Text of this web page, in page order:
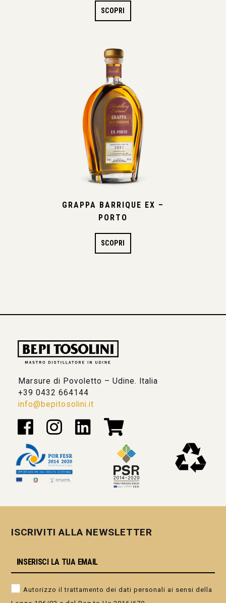
SCOPRI
GRAPPA BARRIQUE EX –
PORTO
SCOPRI
Marsure di Povoletto – Udine. Italia
+39 0432 664144
info@bepitosolini.it
ISCRIVITI ALLA NEWSLETTER
Autorizzo il trattamento dei dati personali ai sensi della